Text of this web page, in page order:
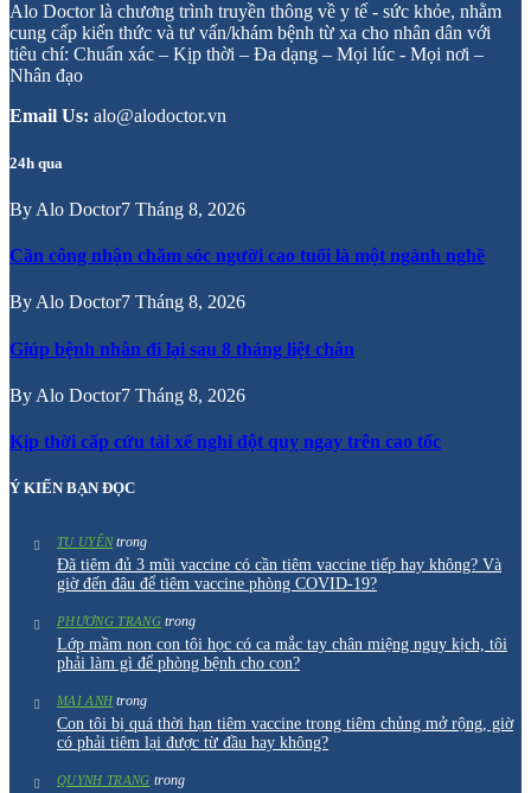
Alo Doctor là chương trình truyền thông về y tế - sức khỏe, nhằm
cung cấp kiến thức và tư vấn/khám bệnh từ xa cho nhân dân với
tiêu chí: Chuẩn xác – Kịp thời – Đa dạng – Mọi lúc - Mọi nơi –
Nhân đạo
Email Us: alo@alodoctor.vn
24h qua
By Alo Doctor7 Tháng 8, 2026
Cần công nhận chăm sóc người cao tuổi là một ngành nghề
By Alo Doctor7 Tháng 8, 2026
Giúp bệnh nhân đi lại sau 8 tháng liệt chân
By Alo Doctor7 Tháng 8, 2026
Kịp thời cấp cứu tài xế nghi đột quỵ ngay trên cao tốc
Ý KIẾN BẠN ĐỌC
TU UYÊNtrong
Đã tiêm đủ 3 mũi vaccine có cần tiêm vaccine tiếp hay không? Và
giờ đến đâu để tiêm vaccine phòng COVID-19?
PHƯƠNG TRANGtrong
Lớp mầm non con tôi học có ca mắc tay chân miệng nguy kịch, tôi
phải làm gì để phòng bệnh cho con?
MAI ANH trong
Con tôi bị quá thời hạn tiêm vaccine trong tiêm chủng mở rộng, giờ
có phải tiêm lại được từ đầu hay không?
QUYNH TRANG trong